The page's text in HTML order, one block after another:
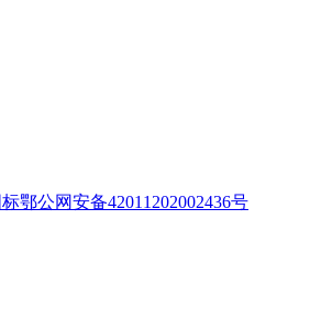
鄂公网安备42011202002436号